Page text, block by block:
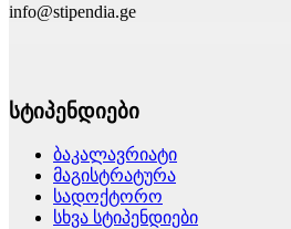
info@stipendia.ge
სტიპენდიები
ბაკალავრიატი
მაგისტრატურა
სადოქტორო
სხვა სტიპენდიები